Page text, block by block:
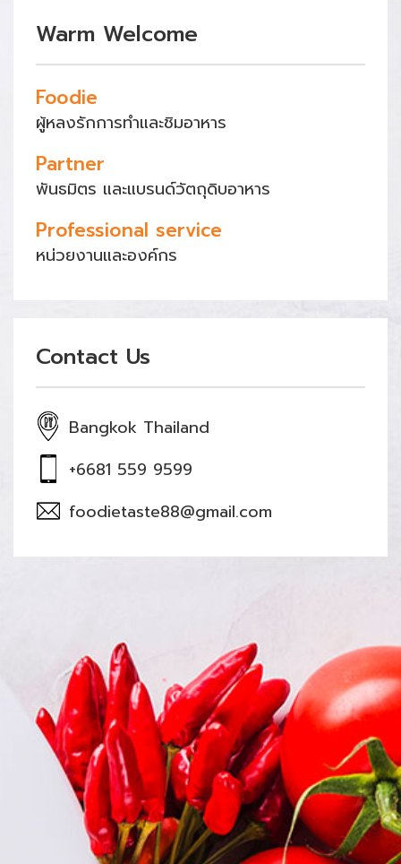
Warm Welcome
Foodie
ผู้หลงรักการทำและชิมอาหาร
Partner
พันธมิตร และแบรนด์วัตถุดิบอาหาร
Professional service
หน่วยงานและองค์กร
Contact Us
Bangkok Thailand
+6681 559 9599
foodietaste88@gmail.com